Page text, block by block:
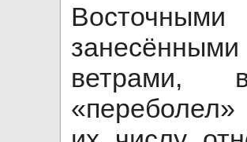
ветрами,